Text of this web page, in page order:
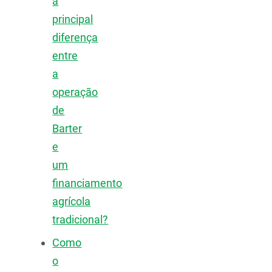
principal
diferença
entre
a
operação
de
Barter
e
um
financiamento
agrícola
tradicional?
Como
o